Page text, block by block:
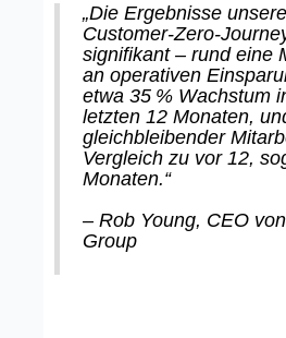
„Die Ergebnisse
signifikant – rund eine
an operativen
etwa 35 % Wachstum
letzten 12 Monaten,
gleichbleibender
Vergleich zu vor 12,
Monaten.“
– Rob Young, CEO
Group